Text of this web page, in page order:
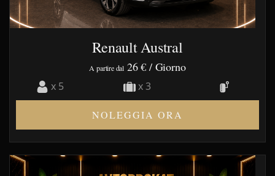
Renault Austral
A partire dal 26 € / Giorno
x 5 x 3
NOLEGGIA ORA